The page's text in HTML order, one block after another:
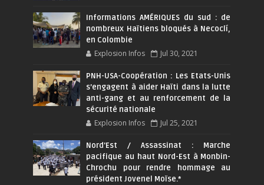
Informations AMÉRIQUES du sud : de
nombreux Haïtiens bloqués à Necoclí,
en Colombie
Explosion Infos Jul 30, 2021
PNH-USA-Coopération : Les Etats-Unis
s’engagent à aider Haïti dans la lutte
anti-gang et au renforcement de la
sécurité nationale
Explosion Infos Jul 25, 2021
Nord'Est / Assassinat : Marche
pacifique au haut Nord-Est à Monbin-
Chrochu pour rendre hommage au
président Jovenel Moïse.*